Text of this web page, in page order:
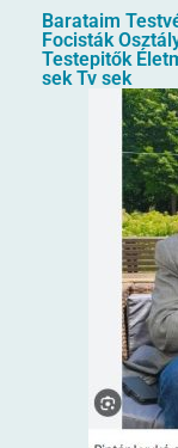
Barataim
Focisták
Testepitők
sek Tv sek